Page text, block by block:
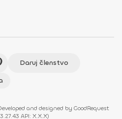
Daruj členstvo
and designed by GoodRequest
API: X.X.X)